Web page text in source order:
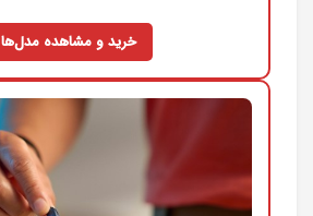
خرید و مشاهده مدل‌ها